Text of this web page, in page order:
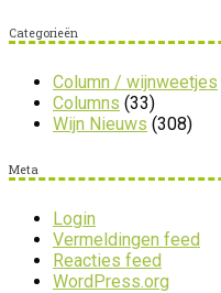
Categorieën
Column / wijnweetjes
Columns (33)
Wijn Nieuws (308)
Meta
Login
Vermeldingen feed
Reacties feed
WordPress.org